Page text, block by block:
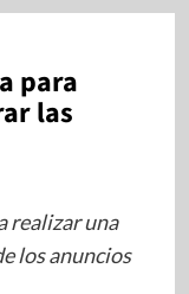
para
las
realizar una
los anuncios